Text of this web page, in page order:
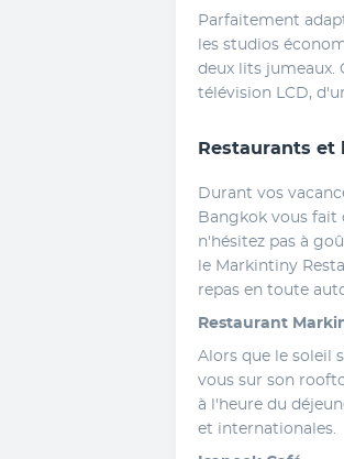
Parfaitement
les studios
deux lits jumeaux.
télévision LCD,
Restaurants et
Durant vos
Bangkok vous fait
n'hésitez pas à
le Markintiny
repas en toute
Restaurant
Alors que le soleil
vous sur son
à l'heure du
et internationales.